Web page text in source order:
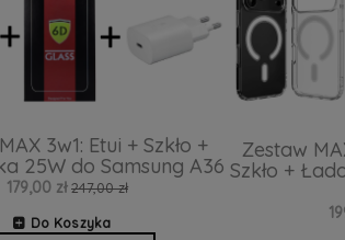
3w1: Etui + Szkło +
25W do Samsung A36
179,00 zł 247,00 zł
Do Koszyka
Zestaw
Szkło +